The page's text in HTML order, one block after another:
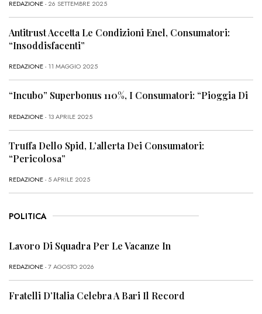
REDAZIONE- 26 SETTEMBRE 2025
Antitrust Accetta Le Condizioni Enel, Consumatori:
“Insoddisfacenti”
REDAZIONE- 11 MAGGIO 2025
“Incubo” Superbonus 110%, I Consumatori: “Pioggia Di
REDAZIONE- 13 APRILE 2025
Truffa Dello Spid, L’allerta Dei Consumatori:
“Pericolosa”
REDAZIONE- 5 APRILE 2025
POLITICA
Lavoro Di Squadra Per Le Vacanze In
REDAZIONE- 7 AGOSTO 2026
Fratelli D’Italia Celebra A Bari Il Record